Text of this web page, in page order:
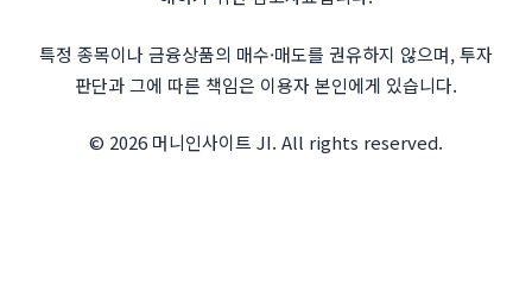
특정 종목이나 금융상품의 매수·매도를 권유하지 않으며, 투자
판단과 그에 따른 책임은 이용자 본인에게 있습니다.
© 2026 머니인사이트 JI. All rights reserved.